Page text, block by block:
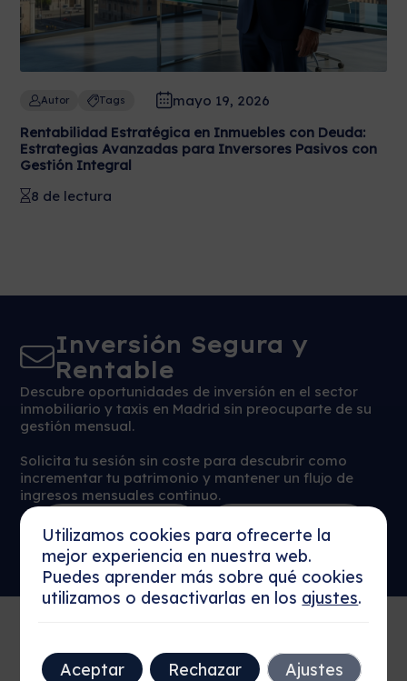
Autor Tags
mayo 19, 2026
Rentabilidad Estratégica en Inmuebles con Deuda:
Estrategias Avanzadas para Inversores Pasivos con
Gestión Integral
8 de lectura
Inversión Segura y
Rentable
Descubre oportunidades de inversión en el sector
inmobiliario y taxis en Madrid sin preocuparte de su
gestión mensual.
Solicita tu sesión sin coste para descubrir como
incrementar tu patrimonio y mantener un flujo de
ingresos mensuales continuo.
Reservar Sesión
Ahora
Más detalles
Utilizamos cookies para ofrecerte la
mejor experiencia en nuestra web.
Puedes aprender más sobre qué cookies
utilizamos o desactivarlas en los ajustes.
Aceptar Rechazar Ajustes